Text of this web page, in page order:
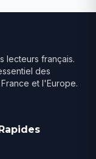
lecteurs français.
des
et l'Europe.